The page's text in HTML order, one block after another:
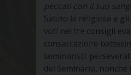
peccati con il suo
Saluto le religiose e
voti nei tre consigli
consacrazione
seminaristi:
del Seminario,